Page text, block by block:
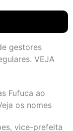
gestores
VEJA
Fufuca ao
os nomes
vice-prefeita